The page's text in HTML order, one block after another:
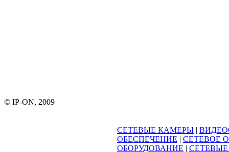
© IP-ON, 2009
СЕТЕВЫЕ КАМЕРЫ |
ОБЕСПЕЧЕНИЕ | СЕТЕВОЕ
ОБОРУДОВАНИЕ |